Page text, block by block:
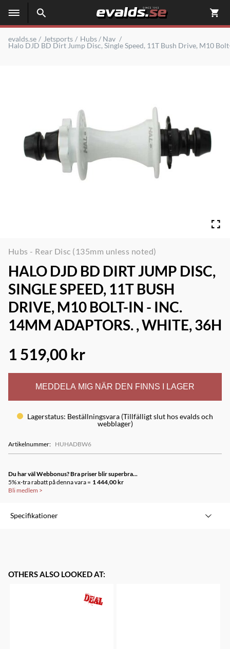
evalds.se Jetsports
Hubs / Nav
Halo DJD BD Dirt Jump Disc, Single Speed, 11T Bush Drive, M10
Hubs - Rear Disc (135mm unless noted)
HALO DJD BD DIRT JUMP DISC,
SINGLE SPEED, 11T BUSH
DRIVE, M10 BOLT-IN - INC.
14MM ADAPTORS. , WHITE, 36H
1 519,00 kr
MEDDELA MIG NÄR DEN FINNS I LAGER
Lagerstatus: Beställningsvara (Tillfälligt slut hos evalds och
webblager)
Artikelnummer: HUHADBW6
Du har väl Webbonus? Bra priser blir superbra...
5% x-tra rabatt på denna vara = 1 444,00 kr
Bli medlem >
Specifikationer
OTHERS ALSO LOOKED AT: